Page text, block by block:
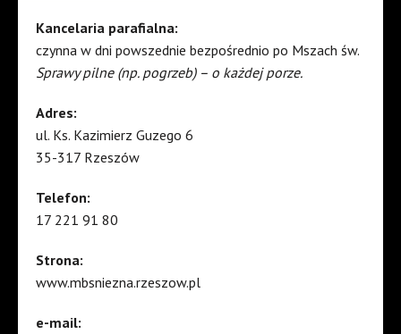
Kancelaria parafialna:
czynna w dni powszednie bezpośrednio po Mszach św.
Sprawy pilne (np. pogrzeb) – o każdej porze.
Adres:
ul. Ks. Kazimierz Guzego 6
35-317 Rzeszów
Telefon:
17 221 91 80
Strona:
www.mbsniezna.rzeszow.pl
e-mail: